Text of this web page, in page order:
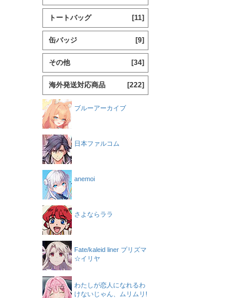
トートバッグ [11]
缶バッジ [9]
その他 [34]
海外発送対応商品 [222]
ブルーアーカイブ
日本ファルコム
anemoi
さよならララ
Fate/kaleid liner プリズマ
☆イリヤ
わたしが恋人になれるわ
けないじゃん、ムリムリ!